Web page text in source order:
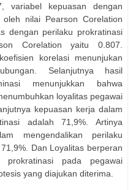
variabel kepuasan dengan
nilai Pearson Corelation
dengan perilaku prokratinasi
Corelation yaitu 0.807.
korelasi menunjukan
Selanjutnya hasil
menunjukkan bahwa
loyalitas pegawai
kepuasan kerja dalam
adalah 71,9%. Artinya
mengendalikan perilaku
Dan Loyalitas berperan
prokratinasi pada pegawai
yang diajukan diterima.